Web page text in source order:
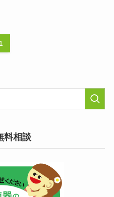
1
料相談